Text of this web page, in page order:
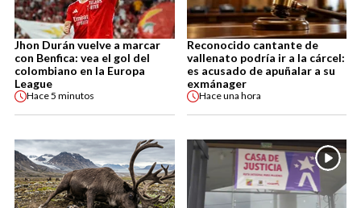
Jhon Durán vuelve a marcar
con Benfica: vea el gol del
colombiano en la Europa
League
Hace5 minutos
Reconocido cantante de
vallenato podría ir a la cárcel:
es acusado de apuñalar a su
exmánager
Haceuna hora